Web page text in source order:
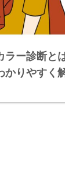
ラー診断と
かりやすく